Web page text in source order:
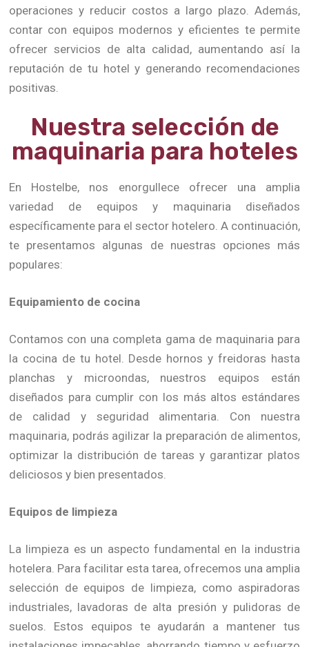
operaciones y reducir costos a largo plazo. Además,
contar con equipos modernos y eficientes te permite
ofrecer servicios de alta calidad, aumentando así la
reputación de tu hotel y generando recomendaciones
positivas.
Nuestra selección de
maquinaria para hoteles
En Hostelbe, nos enorgullece ofrecer una amplia
variedad de equipos y maquinaria diseñados
específicamente para el sector hotelero. A continuación,
te presentamos algunas de nuestras opciones más
populares:
Equipamiento de cocina
Contamos con una completa gama de maquinaria para
la cocina de tu hotel. Desde hornos y freidoras hasta
planchas y microondas, nuestros equipos están
diseñados para cumplir con los más altos estándares
de calidad y seguridad alimentaria. Con nuestra
maquinaria, podrás agilizar la preparación de alimentos,
optimizar la distribución de tareas y garantizar platos
deliciosos y bien presentados.
Equipos de limpieza
La limpieza es un aspecto fundamental en la industria
hotelera. Para facilitar esta tarea, ofrecemos una amplia
selección de equipos de limpieza, como aspiradoras
industriales, lavadoras de alta presión y pulidoras de
suelos. Estos equipos te ayudarán a mantener tus